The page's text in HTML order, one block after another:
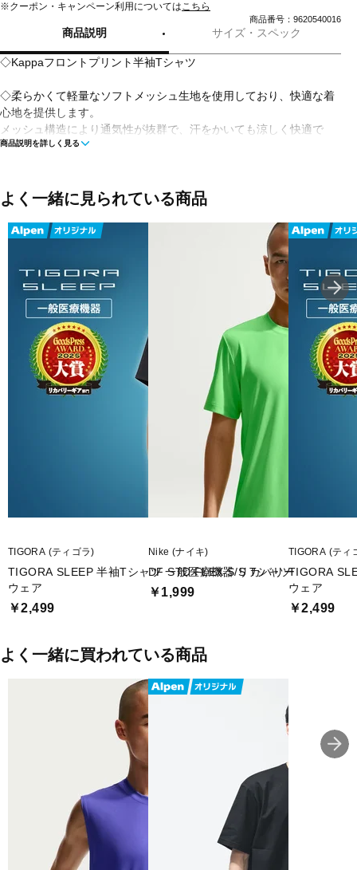
※クーポン・キャンペーン利用についてはこちら
商品番号：9620540016
商品説明 サイズ・スペック
◇Kappaフロントプリント半袖Tシャツ
◇柔らかくて軽量なソフトメッシュ生地を使用しており、快適な着
心地を提供します。
メッシュ構造により通気性が抜群で、汗をかいても涼しく快適で
す。
シンプルでスタイリッシュなデザインは、どんなコーディネートに
吸水速乾、 紫外線遮蔽率90％以上
パープル(PPL：パープル)
グレー(GY：グレー)
ブラック(BK：ブラック)
■素材：ポリエステル：100％
■生産国：バングラデシュ
■2026 Spring＆Summer モデル
商品説明を詳しく見る
よく一緒に見られている商品
TIGORA (ティゴラ)
TIGORA SLEEP 半袖Tシャツ 一般医療機器 リカバリー
ウェア
￥2,499
Nike (ナイキ)
DF STD FLEX S/S Tシャツ
￥1,999
TIGORA (ティ
TIGORA
ウェア
￥2,499
よく一緒に買われている商品